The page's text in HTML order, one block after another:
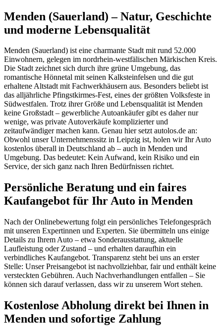
Menden (Sauerland) – Natur, Geschichte
und moderne Lebensqualität
Menden (Sauerland) ist eine charmante Stadt mit rund 52.000
Einwohnern, gelegen im nordrhein-westfälischen Märkischen Kreis.
Die Stadt zeichnet sich durch ihre grüne Umgebung, das
romantische Hönnetal mit seinen Kalksteinfelsen und die gut
erhaltene Altstadt mit Fachwerkhäusern aus. Besonders beliebt ist
das alljährliche Pfingstkirmes-Fest, eines der größten Volksfeste in
Südwestfalen. Trotz ihrer Größe und Lebensqualität ist Menden
keine Großstadt – gewerbliche Autoankäufer gibt es daher nur
wenige, was private Autoverkäufe komplizierter und
zeitaufwändiger machen kann. Genau hier setzt autolos.de an:
Obwohl unser Unternehmenssitz in Leipzig ist, holen wir Ihr Auto
kostenlos überall in Deutschland ab – auch in Menden und
Umgebung. Das bedeutet: Kein Aufwand, kein Risiko und ein
Service, der sich ganz nach Ihren Bedürfnissen richtet.
Persönliche Beratung und ein faires
Kaufangebot für Ihr Auto in Menden
Nach der Onlinebewertung folgt ein persönliches Telefongespräch
mit unseren Expertinnen und Experten. Sie übermitteln uns einige
Details zu Ihrem Auto – etwa Sonderausstattung, aktuelle
Laufleistung oder Zustand – und erhalten daraufhin ein
verbindliches Kaufangebot. Transparenz steht bei uns an erster
Stelle: Unser Preisangebot ist nachvollziehbar, fair und enthält keine
versteckten Gebühren. Auch Nachverhandlungen entfallen – Sie
können sich darauf verlassen, dass wir zu unserem Wort stehen.
Kostenlose Abholung direkt bei Ihnen in
Menden und sofortige Zahlung